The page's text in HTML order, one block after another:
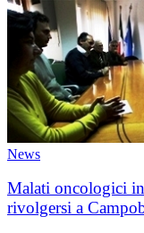
News
Malati oncologici
rivolgersi a